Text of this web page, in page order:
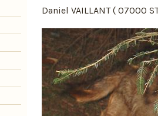
Daniel VAILLANT ( 07000